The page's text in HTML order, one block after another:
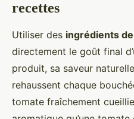
recettes
Utiliser des ingrédients
directement le goût final
produit, sa saveur
rehaussent chaque
tomate fraîchement